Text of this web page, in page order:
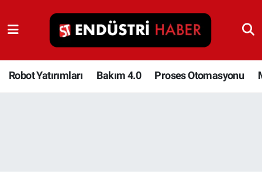
Robot Yatırımları Bakım 4.0 Proses Otomasyonu
Robot Yatırımları
Bakım 4.0